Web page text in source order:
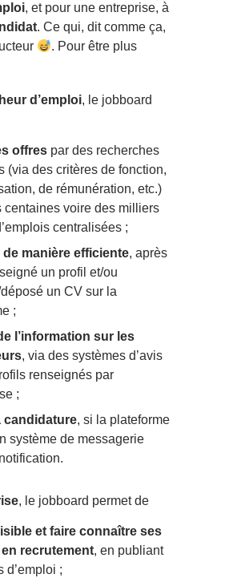
, et pour une entreprise, à
. Ce qui, dit comme ça,
. Pour être plus
d’emploi, le jobboard
offres par des recherches
(via des critères de fonction,
de rémunération, etc.)
centaines voire des milliers
centralisées ;
manière efficiente, après
un profil et/ou
un CV sur la
;
l’information sur les
, via des systèmes d’avis
renseignés par
;
candidature, si la plateforme
système de messagerie
, le jobboard permet de
et faire connaître ses
recrutement, en publiant
d’emploi ;